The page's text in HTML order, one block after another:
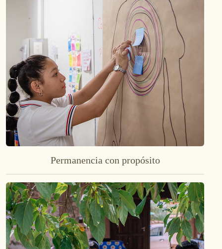
Permanencia con propósito